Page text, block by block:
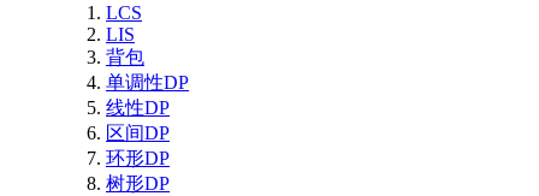
LCS
LIS
背包
单调性DP
线性DP
区间DP
环形DP
树形DP